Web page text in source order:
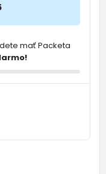
mať Packeta